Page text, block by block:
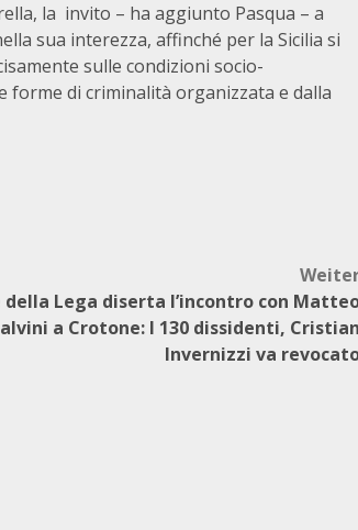
la invito – ha aggiunto Pasqua – a
sua interezza, affinché per la Sicilia si
sulle condizioni socio-
forme di criminalità organizzata e dalla
della Lega diserta l’incontro con
a Crotone: I 130 dissidenti,
Invernizzi va